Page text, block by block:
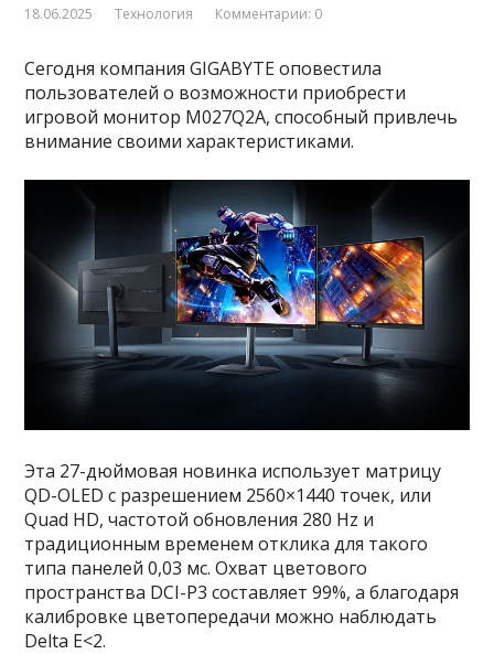
18.06.2025 Технология Комментарии: 0
Сегодня компания GIGABYTE оповестила
пользователей о возможности приобрести
игровой монитор M027Q2A, способный привлечь
внимание своими характеристиками.
Эта 27-дюймовая новинка использует матрицу
QD-OLED с разрешением 2560×1440 точек, или
Quad HD, частотой обновления 280 Hz и
традиционным временем отклика для такого
типа панелей 0,03 мс. Охват цветового
пространства DCI-P3 составляет 99%, а благодаря
калибровке цветопередачи можно наблюдать
Delta E<2.